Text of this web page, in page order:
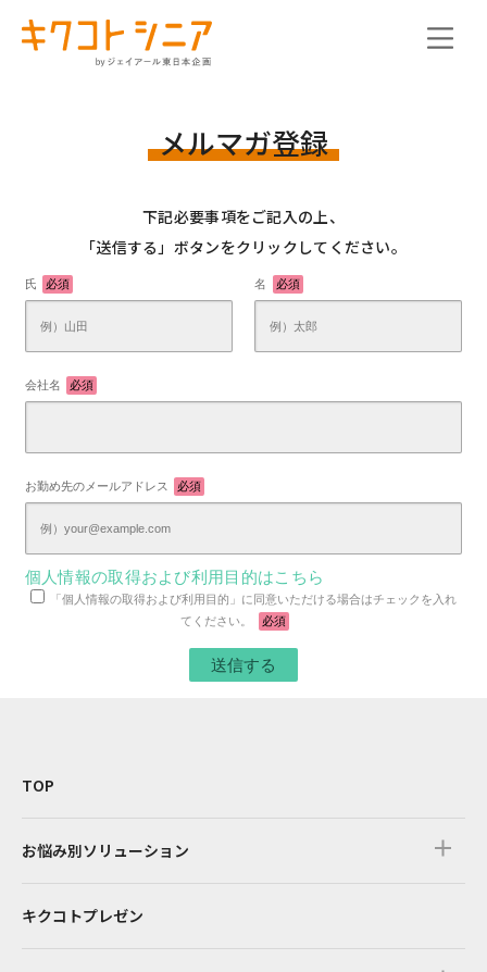
メルマガ登録
下記必要事項をご記入の上、
「送信する」ボタンをクリックしてください。
氏 必須 名 必須
会社名 必須
お勤め先のメールアドレス 必須
個人情報の取得および利用目的はこちら
「個人情報の取得および利用目的」に同意いただける場合はチェックを入れ
てください。
必須
TOP
お悩み別ソリューション
キクコトプレゼン